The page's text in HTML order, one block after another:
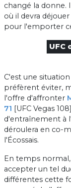
changé la donne.
où il devra
pour l'emporter
UFC
C'est une
préfèrent éviter,
l'offre d'affronter
71 [UFC Vegas
d'entraînement à
déroulera en co-
l'Écossais.
En temps
accepter un tel
différentes cette